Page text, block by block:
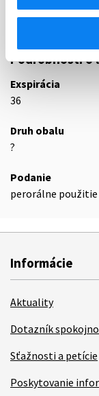
C04AD03
Podrobnosti o
Exspirácia
36
Druh obalu
?
Podanie
perorálne použitie
Informácie
Aktuality
Dotazník
Sťažnosti a petície
Poskytovanie